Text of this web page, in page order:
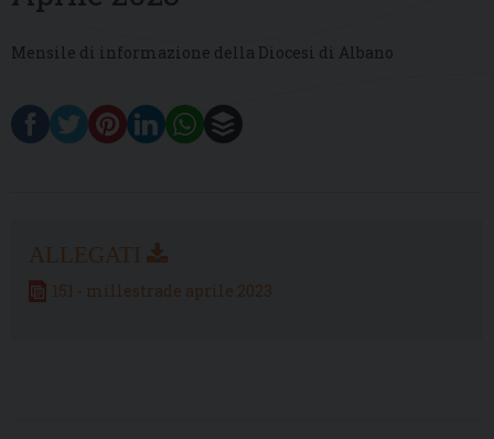
Mensile di informazione della Diocesi di Albano
151 - millestrade aprile 2023